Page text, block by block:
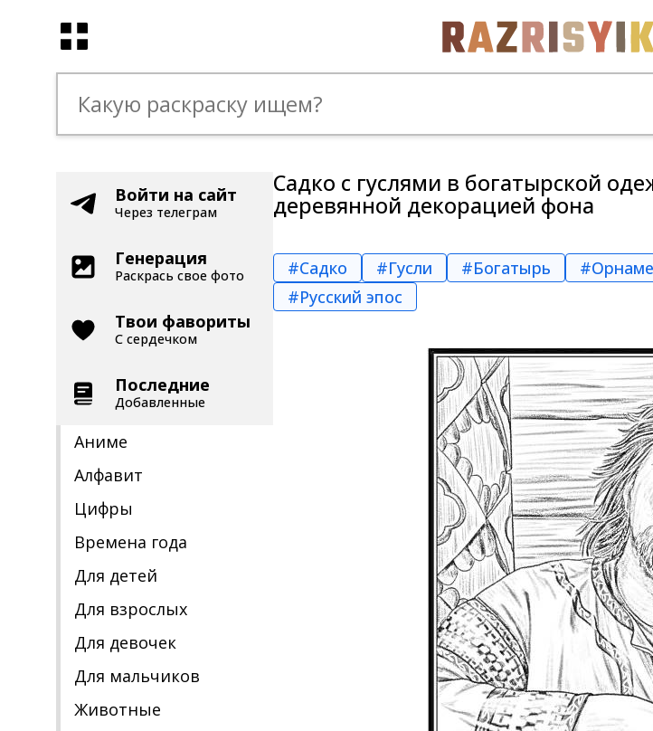
Войти на сайт
Через телеграм
Генерация
Раскрась свое фото
Твои фавориты
С сердечком
Последние
Добавленные
Аниме
Алфавит
Цифры
Времена года
Для детей
Для взрослых
Для девочек
Для мальчиков
Животные
Садко с гуслями в богатырской
деревянной декорацией фона
#Садко #Гусли #Богатырь
#Русский эпос